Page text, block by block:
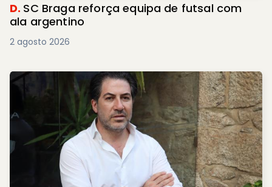
D. SC Braga reforça equipa de futsal com
ala argentino
2 agosto 2026